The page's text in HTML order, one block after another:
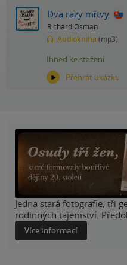
Dva razy mŕtvy
Richard Osman
Audiokniha (mp3)
Přehrát ukázku
Ihned ke stažení
Jedna stará fotografie, tři
rodinných tajemství.
Více informací